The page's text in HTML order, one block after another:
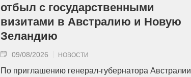
отбыл с государственными
визитами в Австралию и Новую
Зеландию
09/08/2026 НОВОСТИ
По приглашению генерал-губернатора Австралии